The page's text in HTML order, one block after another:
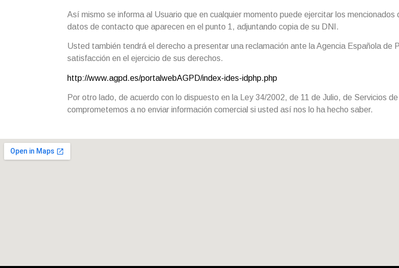
Así mismo se informa al Usuario que en cualquier momento puede ejercitar los
datos de contacto que aparecen en el punto 1, adjuntando copia de su DNI.
Usted también tendrá el derecho a presentar una reclamación ante la Agencia Española
satisfacción en el ejercicio de sus derechos.
http://www.agpd.es/portalwebAGPD/index-ides-idphp.php
Por otro lado, de acuerdo con lo dispuesto en la Ley 34/2002, de 11 de Julio, de Servicios
comprometemos a no enviar información comercial si usted así nos lo ha hecho saber.